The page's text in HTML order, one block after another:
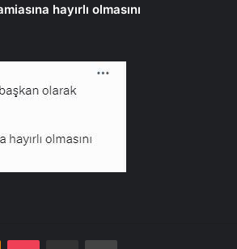
hayırlı olmasını
Odnoklassniki
Pocket E-Posta ile paylaş Yazdır